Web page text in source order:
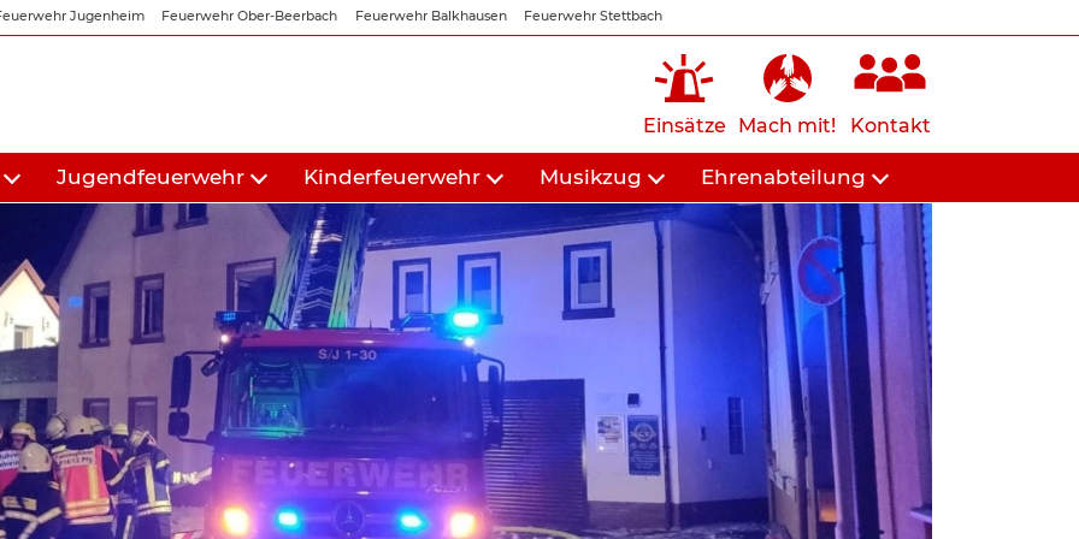
Jugenheim Feuerwehr Ober-Beerbach Feuerwehr Balkhausen Feuerwehr Stettbach
Einsätze Mach mit! Kontakt
Jugendfeuerwehr Kinderfeuerwehr Musikzug Ehrenabteilung